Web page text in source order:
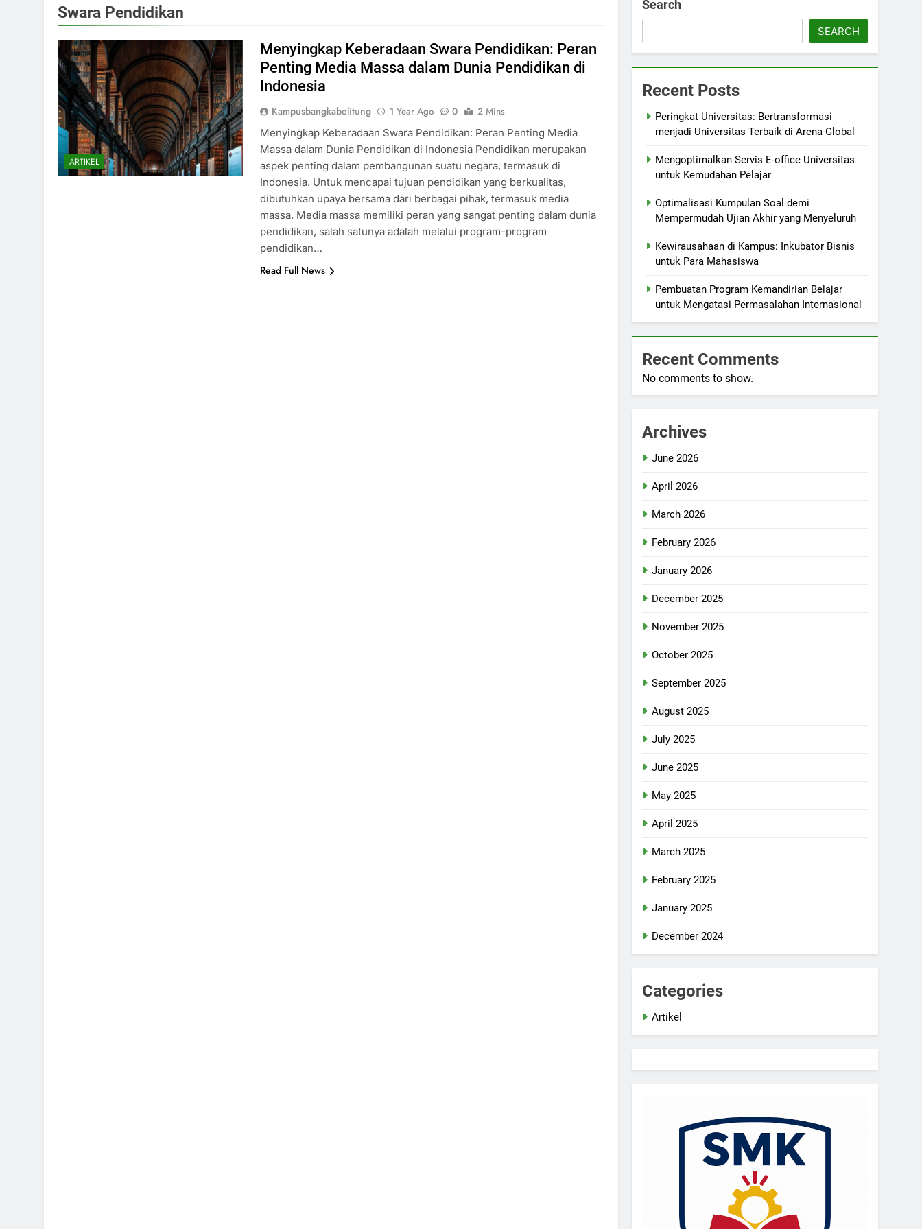
Swara Pendidikan
ARTIKEL
Menyingkap Keberadaan Swara Pendidikan: Peran
Penting Media Massa dalam Dunia Pendidikan di
Indonesia
Kampusbangkabelitung 1 Year Ago 0
2 Mins
Menyingkap Keberadaan Swara Pendidikan: Peran Penting Media
Massa dalam Dunia Pendidikan di Indonesia Pendidikan merupakan
aspek penting dalam pembangunan suatu negara, termasuk di
Indonesia. Untuk mencapai tujuan pendidikan yang berkualitas,
dibutuhkan upaya bersama dari berbagai pihak, termasuk media
massa. Media massa memiliki peran yang sangat penting dalam dunia
pendidikan, salah satunya adalah melalui program-program
pendidikan…
Read Full News
Search
SEARCH
Recent Posts
Peringkat Universitas: Bertransformasi
menjadi Universitas Terbaik di Arena Global
Mengoptimalkan Servis E-office Universitas
untuk Kemudahan Pelajar
Optimalisasi Kumpulan Soal demi
Mempermudah Ujian Akhir yang Menyeluruh
Kewirausahaan di Kampus: Inkubator Bisnis
untuk Para Mahasiswa
Pembuatan Program Kemandirian Belajar
untuk Mengatasi Permasalahan Internasional
Recent Comments
No comments to show.
Archives
June 2026
April 2026
March 2026
February 2026
January 2026
December 2025
November 2025
October 2025
September 2025
August 2025
July 2025
June 2025
May 2025
April 2025
March 2025
February 2025
January 2025
December 2024
Categories
Artikel